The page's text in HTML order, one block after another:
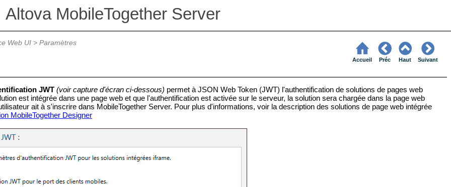
Altova MobileTogether Server
Web UI> Paramètres
Accueil Préc Haut Suivant
JWT (voir capture d'écran ci-dessous) permet à JSON Web Token (JWT) l'authentification de solutions de pages web
est intégrée dans une page web et que l'authentification est activée sur le serveur, la solution sera chargée dans la page web
ait à s'inscrire dans MobileTogether Server. Pour plus d'informations, voir la description des solutions de page web intégrée
MobileTogether Designer